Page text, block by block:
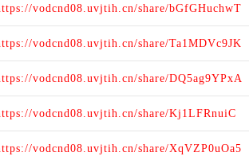
vodcnd08.uvjtih.cn/share/bGfGHuchwT
vodcnd08.uvjtih.cn/share/Ta1MDVc9JK
vodcnd08.uvjtih.cn/share/DQ5ag9YPxA
vodcnd08.uvjtih.cn/share/Kj1LFRnuiC
vodcnd08.uvjtih.cn/share/XqVZP0uOa5